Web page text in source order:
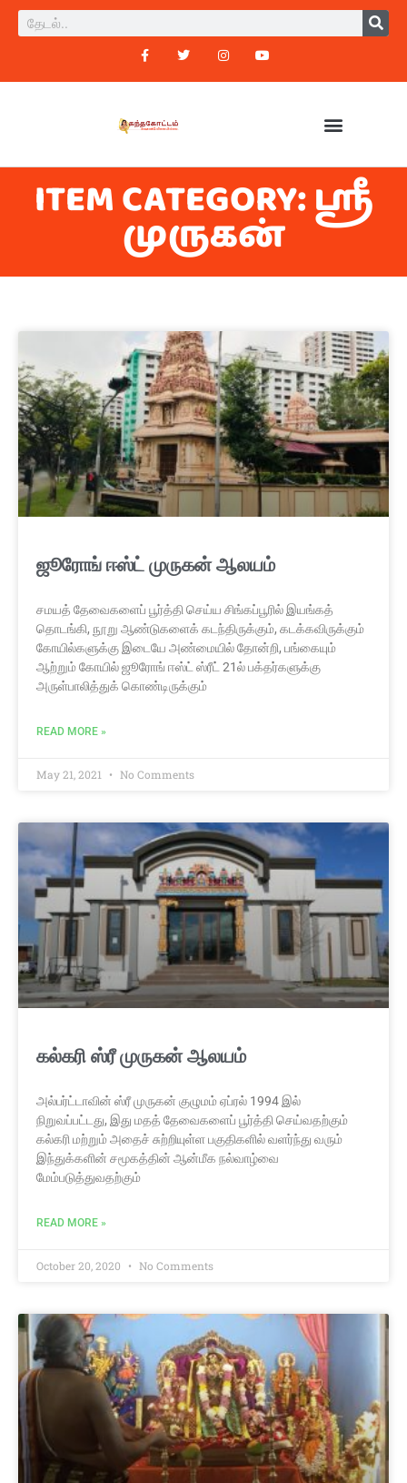
ITEM CATEGORY: ஸ்ரீ
முருகன்
ஜூரோங் ஈஸ்ட் முருகன் ஆலயம்
சமயத் தேவைகளைப் பூர்த்தி செய்ய சிங்கப்பூரில் இயங்கத்
தொடங்கி, நூறு ஆண்டுகளைக் கடந்திருக்கும், கடக்கவிருக்கும்
கோயில்களுக்கு இடையே அண்மையில் தோன்றி, பங்கையும்
ஆற்றும் கோயில் ஜூரோங் ஈஸ்ட் ஸ்ரீட் 21ல் பக்தர்களுக்கு
அருள்பாலித்துக் கொண்டிருக்கும்
READ MORE »
May 21, 2021 No Comments
கல்கரி ஸ்ரீ முருகன் ஆலயம்
அல்பர்ட்டாவின் ஸ்ரீ முருகன் குழுமம் ஏப்ரல் 1994 இல்
நிறுவப்பட்டது, இது மதத் தேவைகளைப் பூர்த்தி செய்வதற்கும்
கல்கரி மற்றும் அதைச் சுற்றியுள்ள பகுதிகளில் வளர்ந்து வரும்
இந்துக்களின் சமூகத்தின் ஆன்மீக நல்வாழ்வை
மேம்படுத்துவதற்கும்
READ MORE »
October 20, 2020 No Comments